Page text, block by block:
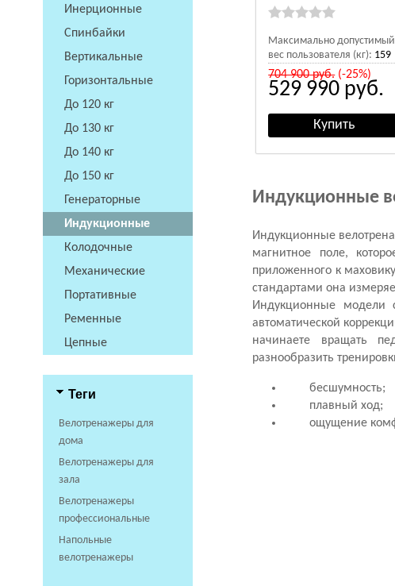
Инерционные
Спинбайки
Вертикальные
Горизонтальные
До 120 кг
До 130 кг
До 140 кг
До 150 кг
Генераторные
Индукционные
Колодочные
Механические
Портативные
Ременные
Цепные
Теги
Велотренажеры для
дома
Велотренажеры для
зала
Велотренажеры
профессиональные
Напольные
велотренажеры
Максимально допустимый
вес пользователя (кг): 159
704 900руб.(-25%)
529 990 руб.
Индукционные
Индукционные
магнитное поле,
приложенного к
стандартами она
Индукционные модели
автоматической
начинаете вращать
разнообразить
бесшумность;
плавный ход;
ощущение